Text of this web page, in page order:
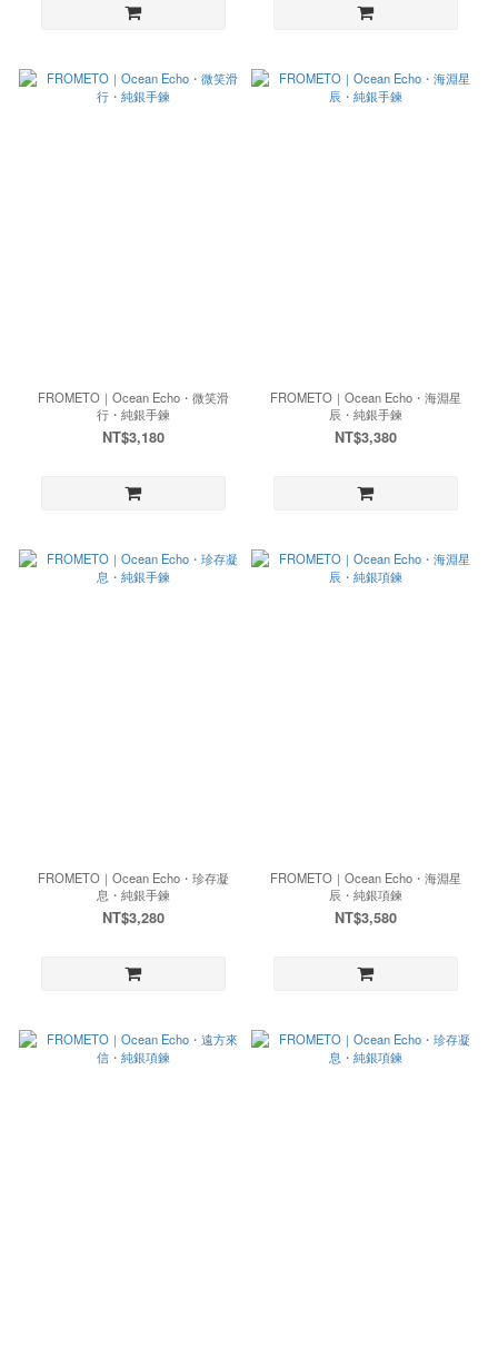
FROMETO｜Ocean Echo・微笑滑
行・純銀手鍊
NT$3,180
FROMETO｜Ocean Echo・海淵星
辰・純銀手鍊
NT$3,380
FROMETO｜Ocean Echo・珍存凝
息・純銀手鍊
NT$3,280
FROMETO｜Ocean Echo・海淵星
辰・純銀項鍊
NT$3,580